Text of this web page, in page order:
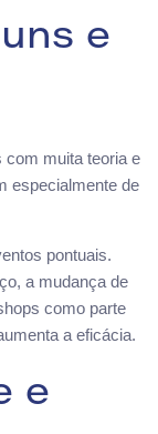
e
muita teoria e
especialmente de
pontuais.
a mudança de
como parte
a eficácia.
e